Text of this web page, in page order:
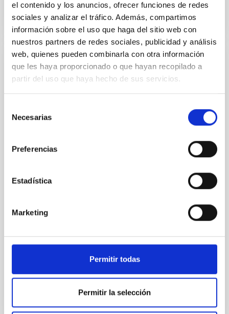
el contenido y los anuncios, ofrecer funciones de redes
sociales y analizar el tráfico. Además, compartimos
información sobre el uso que haga del sitio web con
nuestros partners de redes sociales, publicidad y análisis
web, quienes pueden combinarla con otra información
que les haya proporcionado o que hayan recopilado a
partir del uso que haya hecho de sus servicios.
Necesarias
Preferencias
Estadística
Marketing
Permitir todas
Permitir la selección
PRESS RELEASE
El IAC y SEO/BirdLife Canarias organizan
una conferencia sobre las amenazas de la
Especialistas abordarán el impacto de la iluminación
la salud humana y la biodiversidad El Instituto de
Astrofísica de Canarias (IAC) y SEO/BirdLife Canarias
Una Amenaza Silenciosa", una jornada clave para la
de Federico de la Paz, técnico del IAC, y Yarci Acosta
de Seo/Birdlife, quien desgranará los graves riesgos
artificial supone para la